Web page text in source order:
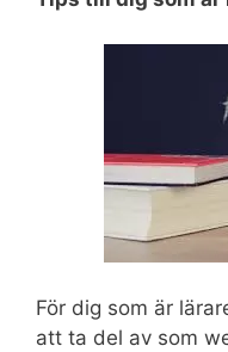
För dig som är
att ta del av som